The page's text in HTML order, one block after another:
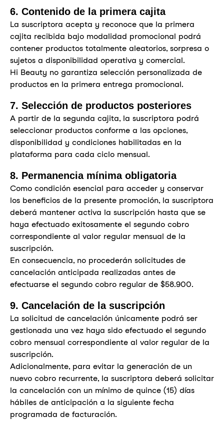
6. Contenido de la primera cajita
La suscriptora acepta y reconoce que la primera
cajita recibida bajo modalidad promocional podrá
contener productos totalmente aleatorios, sorpresa o
sujetos a disponibilidad operativa y comercial.
Hi Beauty no garantiza selección personalizada de
productos en la primera entrega promocional.
7. Selección de productos posteriores
A partir de la segunda cajita, la suscriptora podrá
seleccionar productos conforme a las opciones,
disponibilidad y condiciones habilitadas en la
plataforma para cada ciclo mensual.
8. Permanencia mínima obligatoria
Como condición esencial para acceder y conservar
los beneficios de la presente promoción, la suscriptora
deberá mantener activa la suscripción hasta que se
haya efectuado exitosamente el segundo cobro
correspondiente al valor regular mensual de la
suscripción.
En consecuencia, no procederán solicitudes de
cancelación anticipada realizadas antes de
efectuarse el segundo cobro regular de $58.900.
9. Cancelación de la suscripción
La solicitud de cancelación únicamente podrá ser
gestionada una vez haya sido efectuado el segundo
cobro mensual correspondiente al valor regular de la
suscripción.
Adicionalmente, para evitar la generación de un
nuevo cobro recurrente, la suscriptora deberá solicitar
la cancelación con un mínimo de quince (15) días
hábiles de anticipación a la siguiente fecha
programada de facturación.